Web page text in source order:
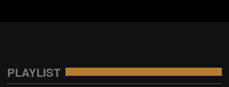
PLAYLIST